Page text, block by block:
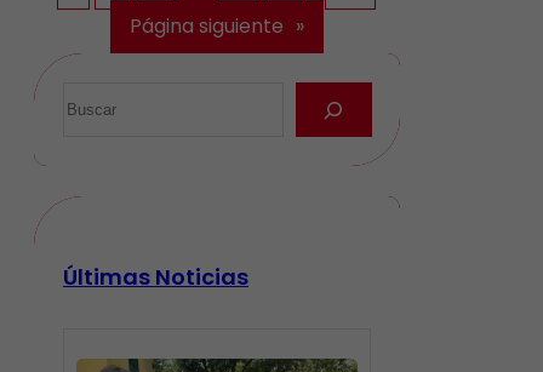
Página siguiente »
Últimas Noticias